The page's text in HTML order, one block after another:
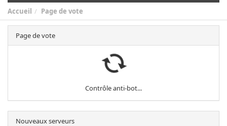
Accueil Page de vote
Page de vote
Contrôle anti-bot...
Nouveaux serveurs